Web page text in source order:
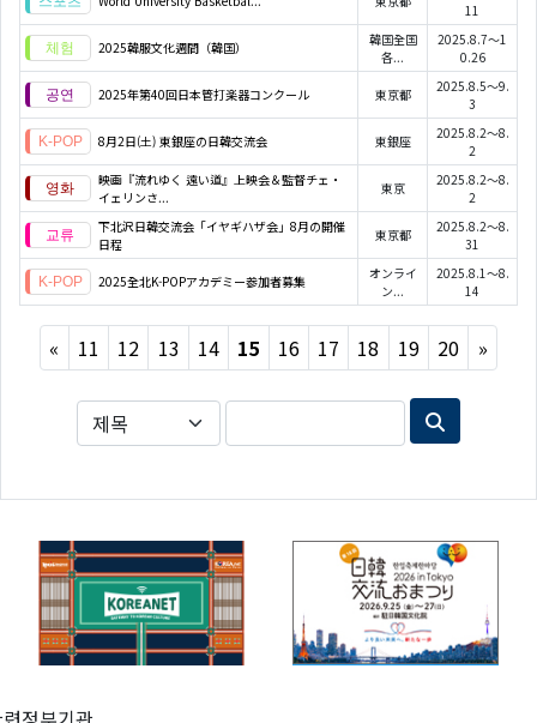
11
2025韓服文化週間（韓国）
韓国全国
各...
2025.8.7～1
0.26
2025年第40回日本管打楽器コンクール 東京都
2025.8.5～9.
3
8月2日(土) 東銀座の日韓交流会 東銀座
2025.8.2～8.
2
映画『流れゆく 遠い道』上映会＆監督チェ・
イェリンさ...
東京
2025.8.2～8.
2
下北沢日韓交流会「イヤギハザ会」8月の開催
日程
東京都
2025.8.2～8.
31
2025全北K-POPアカデミー参加者募集
オンライ
ン...
2025.8.1～8.
14
« Previous
11 12 13 14 15 16 17 18 19 20 »Next